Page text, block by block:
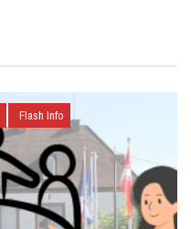
Flash Info